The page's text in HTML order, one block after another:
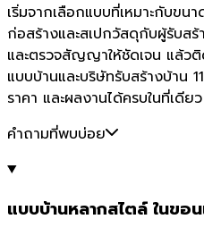
เริ่มจากเลือกแบบที่เหมาะกับขน
ก่อสร้างและสเปกวัสดุกับผู้รับส
และตรวจสัญญาให้ชัดเจน แล้ว
แบบบ้านและบริษัทรับสร้างบ้าน
ราคา และผลงานได้ครบในที่เดียว
คำถามที่พบบ่อย
แบบบ้านหลากสไตล์ ในขอ